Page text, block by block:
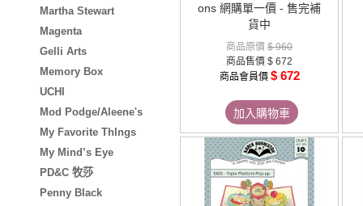
Martha Stewart
Magenta
Gelli Arts
Memory Box
UCHI
Mod Podge/Aleene's
My Favorite ThIngs
My Mind’s Eye
PD&C 牧莎
Penny Black
ons 網購單一價 - 售完補
貨中
商品原價 $ 960
商品售價 $ 672
商品會員價 $ 672
加入購物車